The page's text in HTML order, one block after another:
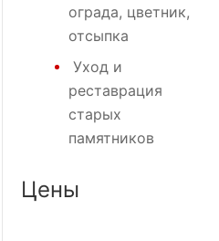
ограда, цветник,
отсыпка
Уход и
реставрация
старых
памятников
Цены